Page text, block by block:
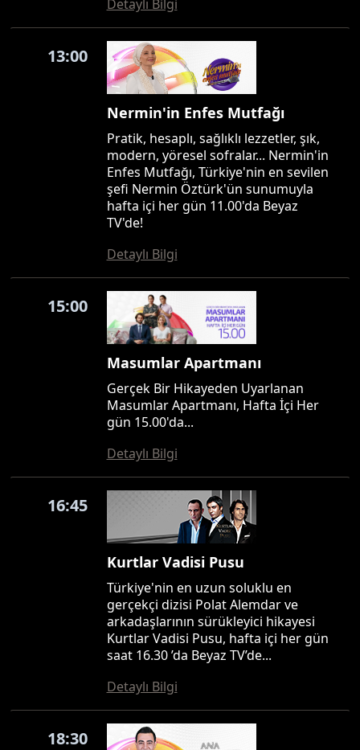
Detaylı Bilgi
13:00
Nermin'in Enfes Mutfağı
Pratik, hesaplı, sağlıklı lezzetler, şık,
modern, yöresel sofralar... Nermin'in
Enfes Mutfağı, Türkiye'nin en sevilen
şefi Nermin Öztürk'ün sunumuyla
hafta içi her gün 11.00'da Beyaz
TV'de!
Detaylı Bilgi
15:00
Masumlar Apartmanı
Gerçek Bir Hikayeden Uyarlanan
Masumlar Apartmanı, Hafta İçi Her
gün 15.00'da...
Detaylı Bilgi
16:45
Kurtlar Vadisi Pusu
Türkiye'nin en uzun soluklu en
gerçekçi dizisi Polat Alemdar ve
arkadaşlarının sürükleyici hikayesi
Kurtlar Vadisi Pusu, hafta içi her gün
saat 16.30 ’da Beyaz TV’de...
Detaylı Bilgi
18:30